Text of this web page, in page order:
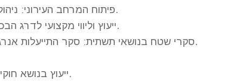
פיתוח המרחב העירוני: ניהול פעולות גינות קהילתיות, מערכי חינוך, הסברה, הטמעה.
ייעוץ וליווי מקצועי לדרג הבכיר ברשויות בנושא סביבה בכלל ובהיבט הפסולת בפרט.
סקרי שטח בנושאי תשתית: סקר התייעלות אנרגטית בתאורת רחוב, סקר אסבסט במוסדות ציבור ועוד.
ייעוץ בנושא חוקי עזר לפסולת (מחלקת מחקר ופיתוח ומחלקה משפטית).